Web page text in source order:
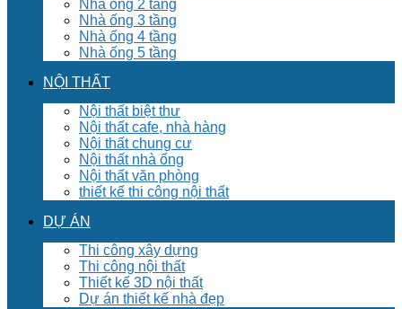
Nhà ống 2 tầng
Nhà ống 3 tầng
Nhà ống 4 tầng
Nhà ống 5 tầng
NỘI THẤT
Nội thất biệt thư
Nội thất cafe, nhà hàng
Nội thất chung cư
Nội thất nhà ống
Nội thất văn phòng
thiết kế thi công nội thất
DỰ ÁN
Thi công xây dựng
Thi công nội thất
Thiết kế 3D nội thất
Dự án thiết kế nhà đẹp